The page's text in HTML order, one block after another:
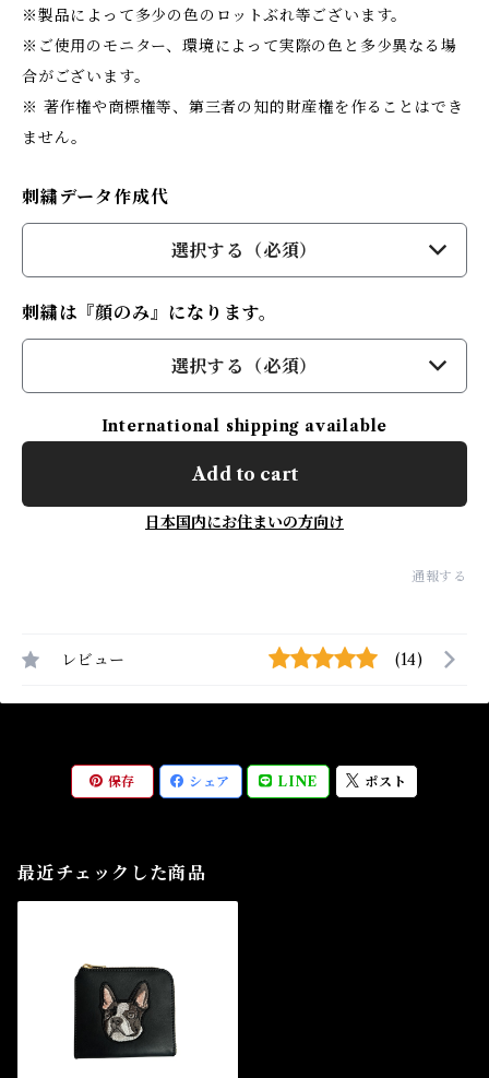
※製品によって多少の色のロットぶれ等ございます。
※ご使用のモニター、環境によって実際の色と多少異なる場
合がございます。
※ 著作権や商標権等、第三者の知的財産権を作ることはでき
ません。
刺繍データ作成代
選択する（必須）
刺繍は『顔のみ』になります。
選択する（必須）
International shipping available
Add to cart
日本国内にお住まいの方向け
通報する
レビュー (14)
保存 シェア LINE ポスト
最近チェックした商品